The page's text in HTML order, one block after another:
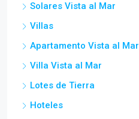
Solares Vista al Mar
Villas
Apartamento Vista al Mar
Villa Vista al Mar
Lotes de Tierra
Hoteles